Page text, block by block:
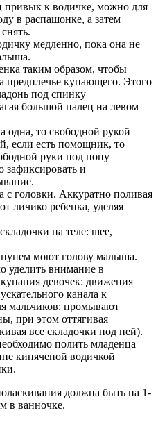
привык к водичке, можно для
в распашонке, а затем
медленно, пока она не
таким образом, чтобы
предплечье купающего. Этого
под спинку
большой палец на левом
одна, то свободной рукой
если есть помощник, то
руки под попу
и
с головки. Аккуратно поливая
личико ребенка, уделяя
на теле: шее,
моют голову малыша.
уделить внимание в
девочек: движения
канала к
мальчиков: промывают
при этом оттягивая
все складочки под ней).
полить младенца
кипяченой водичкой
должна быть на 1-
в ванночке.